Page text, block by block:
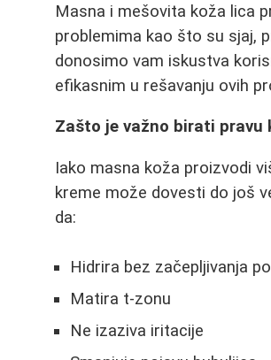
Masna i mešovita koža lica
problemima kao što su sjaj,
donosimo vam iskustva
efikasnim u rešavanju ovih
Zašto je važno birati pravu
Iako masna koža proizvodi
kreme može dovesti do još
da:
Hidrira bez začepljivanja
Matira t-zonu
Ne izaziva iritacije